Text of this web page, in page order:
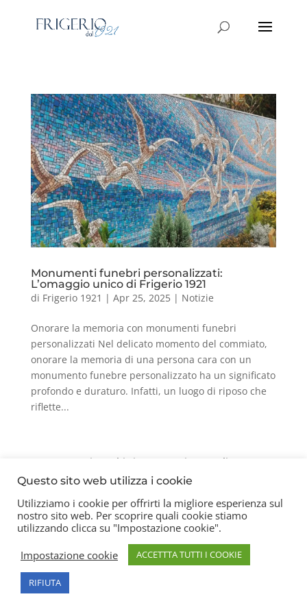
Monumenti funebri personalizzati:
L’omaggio unico di Frigerio 1921
di Frigerio 1921 | Apr 25, 2025| Notizie
Onorare la memoria con monumenti funebri
personalizzati Nel delicato momento del commiato,
onorare la memoria di una persona cara con un
monumento funebre personalizzato ha un significato
profondo e duraturo. Infatti, un luogo di riposo che
riflette...
Contatti Chi siamo Privacy Policy
Copyright 2026 © Frigerio Renzo Snc P.IVA
08003270157
Questo sito web utilizza i cookie
Utilizziamo i cookie per offrirti la migliore esperienza sul
nostro sito web. Per scoprire quali cookie stiamo
utilizzando clicca su "Impostazione cookie".
Impostazione cookie
ACCETTTA TUTTI I COOKIE
RIFIUTA